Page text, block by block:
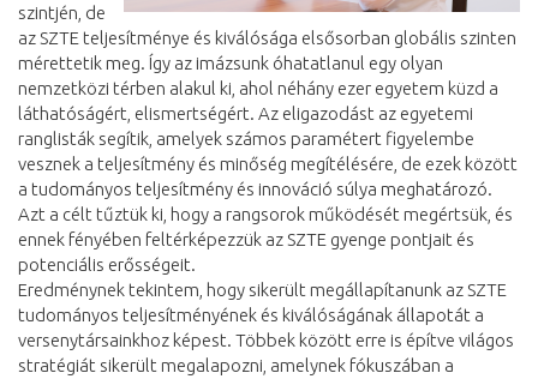
szintjén, de
az SZTE teljesítménye és kiválósága elsősorban globális szinten
mérettetik meg. Így az imázsunk óhatatlanul egy olyan
nemzetközi térben alakul ki, ahol néhány ezer egyetem küzd a
láthatóságért, elismertségért. Az eligazodást az egyetemi
ranglisták segítik, amelyek számos paramétert figyelembe
vesznek a teljesítmény és minőség megítélésére, de ezek között
a tudományos teljesítmény és innováció súlya meghatározó.
Azt a célt tűztük ki, hogy a rangsorok működését megértsük, és
ennek fényében feltérképezzük az SZTE gyenge pontjait és
potenciális erősségeit.
Eredménynek tekintem, hogy sikerült megállapítanunk az SZTE
tudományos teljesítményének és kiválóságának állapotát a
versenytársainkhoz képest. Többek között erre is építve világos
stratégiát sikerült megalapozni, amelynek fókuszában a